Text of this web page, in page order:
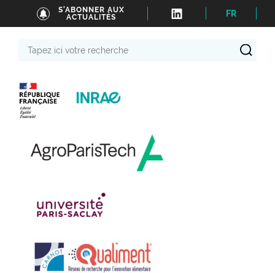
S'ABONNER AUX
ACTUALITÉS
FR